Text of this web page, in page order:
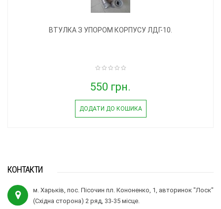
ВТУЛКА З УПОРОМ КОРПУСУ ЛДГ-10.
550 грн.
ДОДАТИ ДО КОШИКА
КОНТАКТИ
м. Харьків, пос. Пісочин пл. Кононенко, 1, авторинок "Лоск"
(Східна сторона) 2 ряд, 33-35 місце.